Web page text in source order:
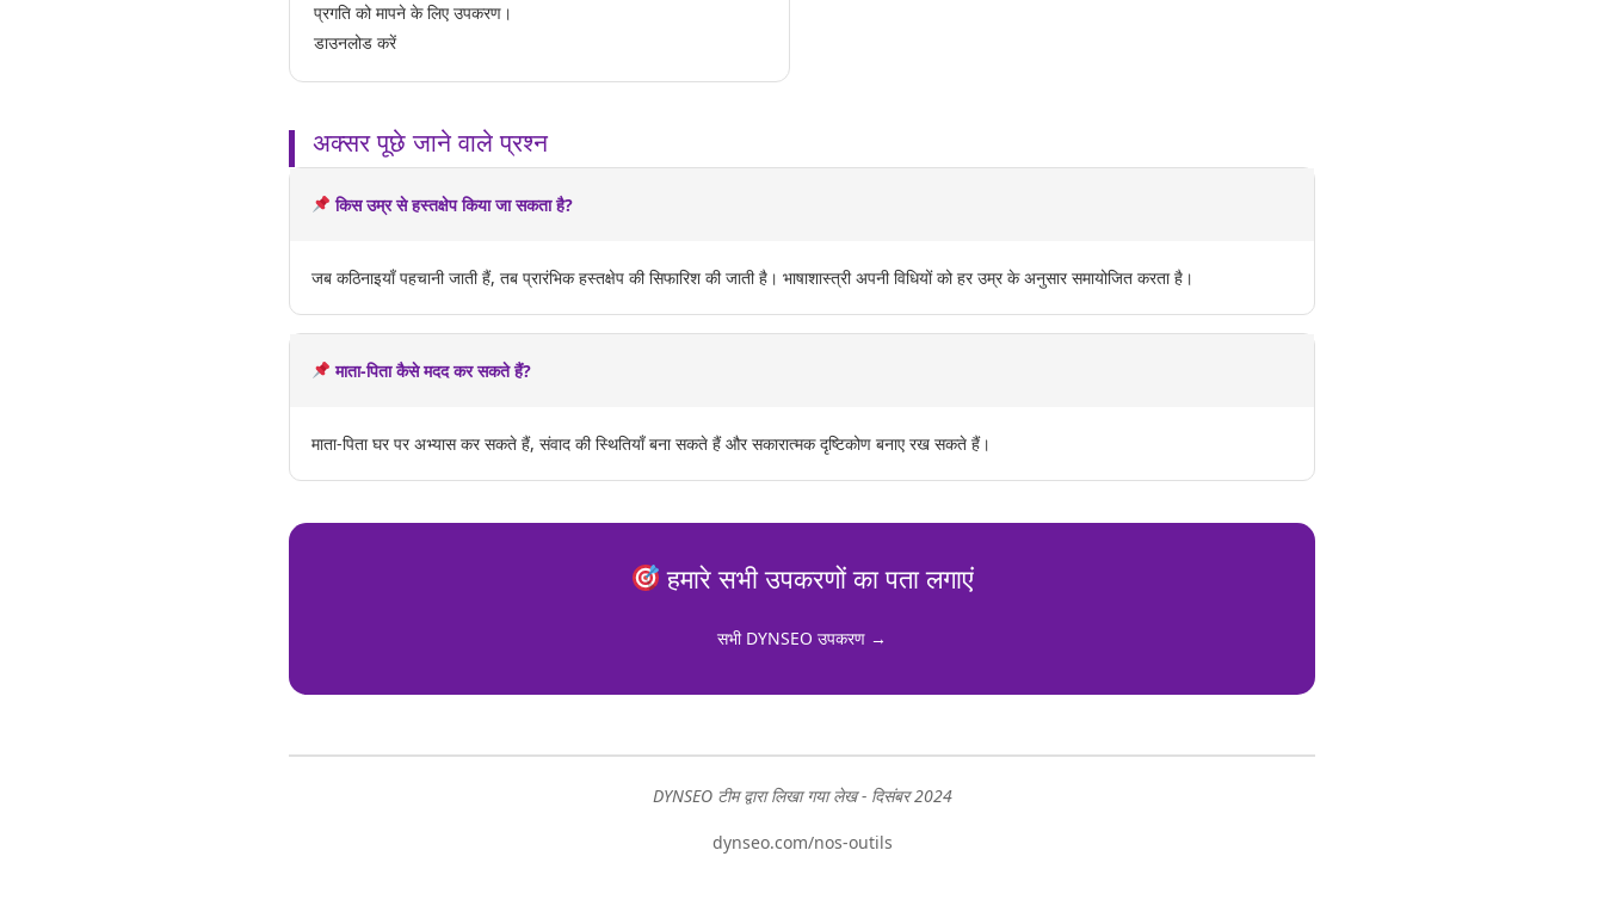
प्रगति को मापने के लिए उपकरण।
डाउनलोड करें
अक्सर पूछे जाने वाले प्रश्न
किस उम्र से हस्तक्षेप किया जा सकता है?
जब कठिनाइयाँ पहचानी जाती हैं, तब प्रारंभिक हस्तक्षेप की सिफारिश की जाती है। भाषाशास्त्री अपनी विधियों को हर उम्र के अनुसार समायोजित करता है।
माता-पिता कैसे मदद कर सकते हैं?
माता-पिता घर पर अभ्यास कर सकते हैं, संवाद की स्थितियाँ बना सकते हैं और सकारात्मक दृष्टिकोण बनाए रख सकते हैं।
हमारे सभी उपकरणों का पता लगाएं
सभी DYNSEO उपकरण →
DYNSEO टीम द्वारा लिखा गया लेख - दिसंबर 2024
dynseo.com/nos-outils